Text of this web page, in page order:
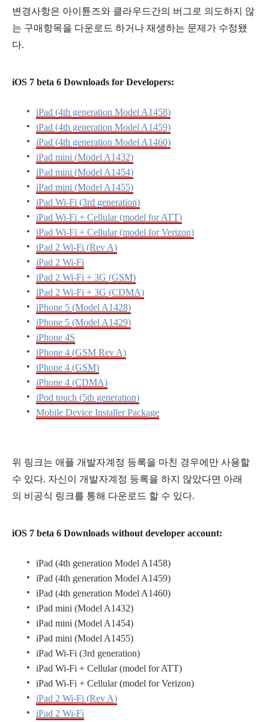
변경사항은 아이튠즈와 클라우드간의 버그로 의도하지 않
는 구매항목을 다운로드 하거나 재생하는 문제가 수정됐
다.
iOS 7 beta 6 Downloads for Developers:
iPad (4th generation Model A1458)
iPad (4th generation Model A1459)
iPad (4th generation Model A1460)
iPad mini (Model A1432)
iPad mini (Model A1454)
iPad mini (Model A1455)
iPad Wi-Fi (3rd generation)
iPad Wi-Fi + Cellular (model for ATT)
iPad Wi-Fi + Cellular (model for Verizon)
iPad 2 Wi-Fi (Rev A)
iPad 2 Wi-Fi
iPad 2 Wi-Fi + 3G (GSM)
iPad 2 Wi-Fi + 3G (CDMA)
iPhone 5 (Model A1428)
iPhone 5 (Model A1429)
iPhone 4S
iPhone 4 (GSM Rev A)
iPhone 4 (GSM)
iPhone 4 (CDMA)
iPod touch (5th generation)
Mobile Device Installer Package
위 링크는 애플 개발자계정 등록을 마친 경우에만 사용할
수 있다. 자신이 개발자계정 등록을 하지 않았다면 아래
의 비공식 링크를 통해 다운로드 할 수 있다.
iOS 7 beta 6 Downloads without developer account:
iPad (4th generation Model A1458)
iPad (4th generation Model A1459)
iPad (4th generation Model A1460)
iPad mini (Model A1432)
iPad mini (Model A1454)
iPad mini (Model A1455)
iPad Wi-Fi (3rd generation)
iPad Wi-Fi + Cellular (model for ATT)
iPad Wi-Fi + Cellular (model for Verizon)
iPad 2 Wi-Fi (Rev A)
iPad 2 Wi-Fi